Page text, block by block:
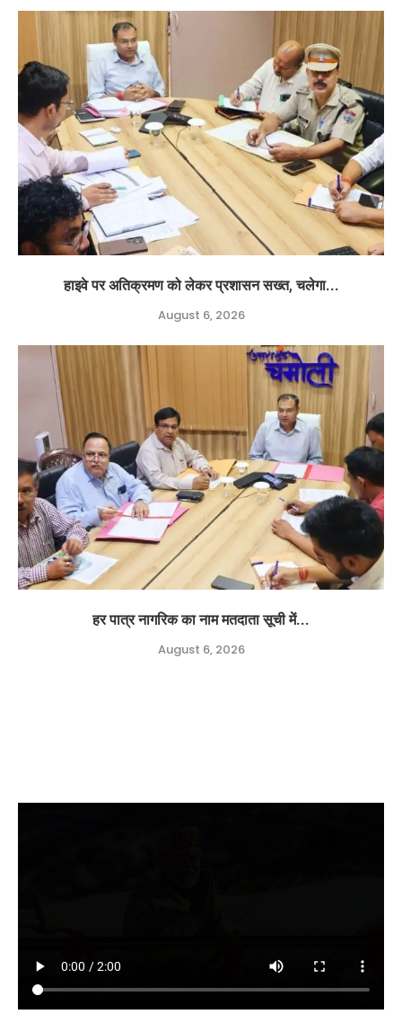
हाइवे पर अतिक्रमण को लेकर प्रशासन सख्त, चलेगा...
August 6, 2026
हर पात्र नागरिक का नाम मतदाता सूची में...
August 6, 2026